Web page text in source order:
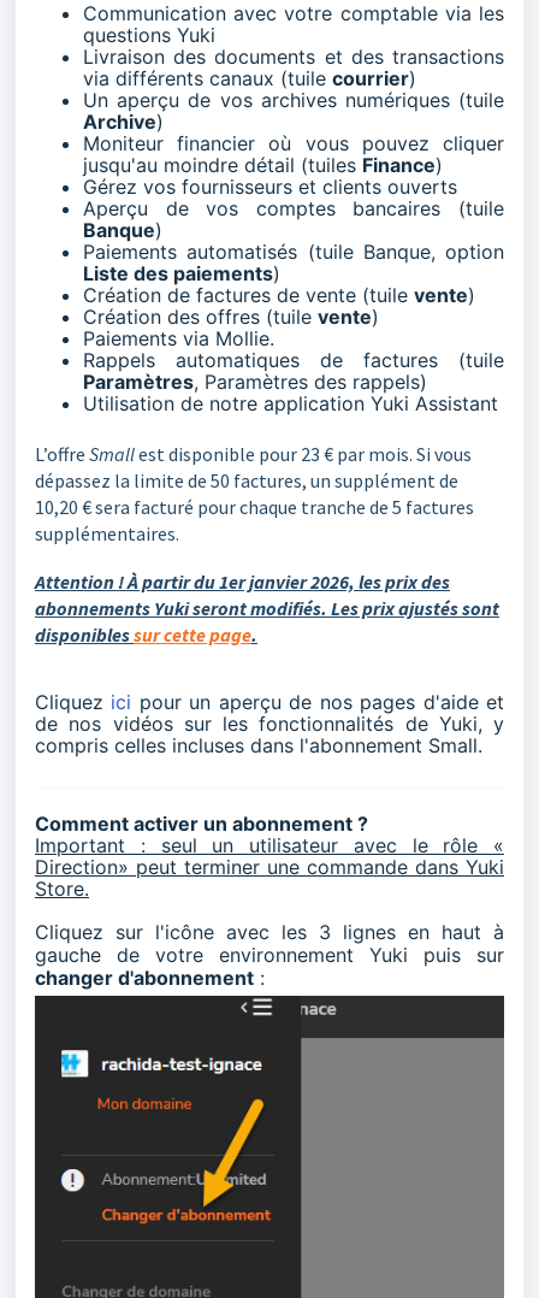
Communication avec votre comptable via les
questions Yuki
Livraison des documents et des transactions
via différents canaux (tuile courrier)
Un aperçu de vos archives numériques (tuile
Archive)
Moniteur financier où vous pouvez cliquer
jusqu'au moindre détail (tuiles Finance)
Gérez vos fournisseurs et clients ouverts
Aperçu de vos comptes bancaires (tuile
Banque)
Paiements automatisés (tuile Banque, option
Liste des paiements)
Création de factures de vente (tuile vente)
Création des offres (tuile vente)
Paiements via Mollie.
Rappels automatiques de factures (tuile
Paramètres, Paramètres des rappels)
Utilisation de notre application Yuki Assistant
L’offre Smallest disponible pour 23 € par mois. Si vous
dépassez la limite de 50 factures, un supplément de
10,20 € sera facturé pour chaque tranche de 5 factures
supplémentaires.
Attention ! À partir du 1er janvier 2026, les prix des
abonnements Yuki seront modifiés. Les prix ajustés sont
disponiblessur cette page.
Cliquez ici pour un aperçu de nos pages d'aide et
de nos vidéos sur les fonctionnalités de Yuki, y
compris celles incluses dans l'abonnement Small.
Comment activer un abonnement ?
Important : seul un utilisateur avec le rôle «
Direction» peut terminer une commande dans Yuki
Store.
Cliquez sur l'icône avec les 3 lignes en haut à
gauche de votre environnement Yuki puis sur
changer d'abonnement :